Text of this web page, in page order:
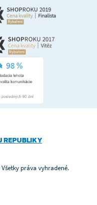
REPUBLIKY
práva vyhradené.